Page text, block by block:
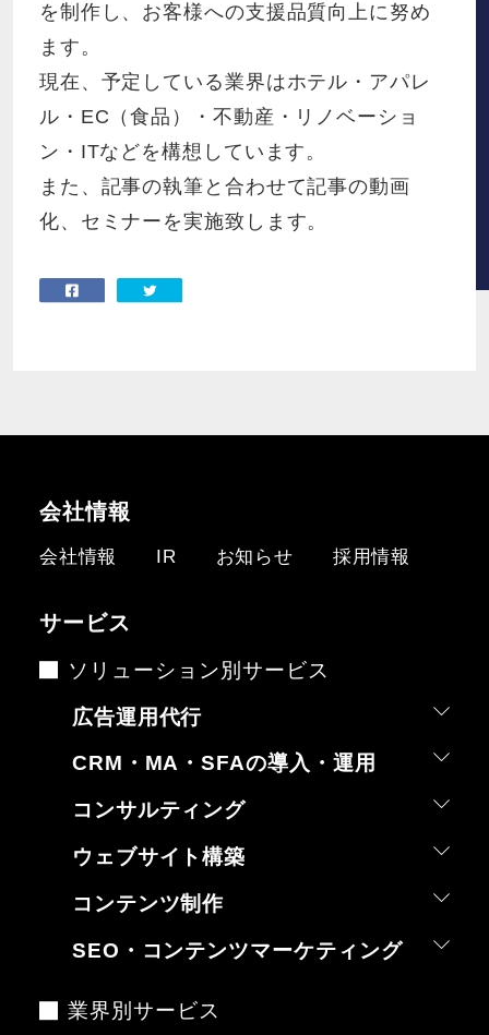
を制作し、お客様への支援品質向上に努め
ます。
現在、予定している業界はホテル・アパレ
ル・EC（食品）・不動産・リノベーショ
ン・ITなどを構想しています。
また、記事の執筆と合わせて記事の動画
化、セミナーを実施致します。
会社情報
会社情報 IR お知らせ 採用情報
サービス
ソリューション別サービス
広告運用代行
CRM・MA・SFAの導入・運用
コンサルティング
ウェブサイト構築
コンテンツ制作
SEO・コンテンツマーケティング
業界別サービス